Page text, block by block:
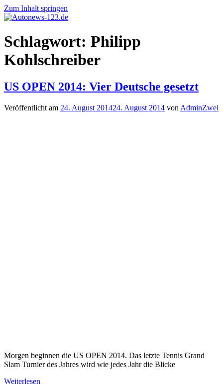
Zum Inhalt springen
Autonews-
123.de
Autonews
mit
Schlagwort: Philipp
Kohlschreiber
US OPEN 2014: Vier Deutsche gesetzt
Veröffentlicht am 24. August 201424. August 2014 von AdminZwei
Morgen beginnen die US OPEN 2014. Das letzte Tennis Grand
Slam Turnier des Jahres wird wie jedes Jahr die Blicke
Weiterlesen